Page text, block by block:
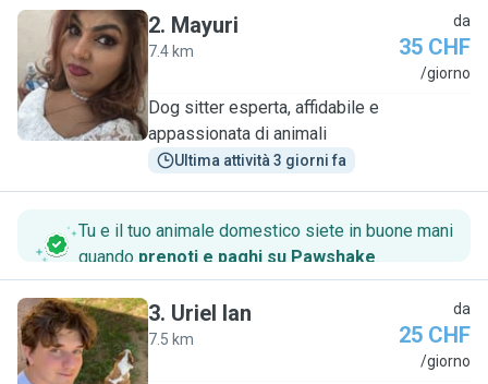
M
2. Mayuri
7.4 km
da
35 CHF
/giorno
Dog sitter esperta, affidabile e
appassionata di animali
Ultima attività 3 giorni fa
Tu e il tuo animale domestico siete in buone mani
quando prenoti e paghi su Pawshake.
U
3. Uriel Ian
7.5 km
da
25 CHF
/giorno